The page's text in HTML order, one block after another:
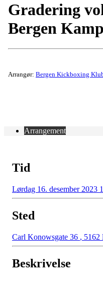
Gradering
Bergen
Arrangør: Bergen Kickboxing
Arrangement
Tid
Lørdag 16. desember 2023
Sted
Carl Konowsgate 36 , 5162
Beskrivelse